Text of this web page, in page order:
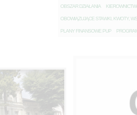
OBSZAR DZIAŁANIA K
OBOWIĄZUJĄCE STAWKI, KWOTY,
PLANY FINANSOWE PUP P